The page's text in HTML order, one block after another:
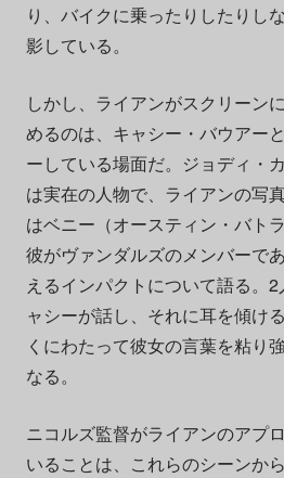
り、バイクに乗ったりしたりし
影している。
しかし、ライアンがスクリーン
めるのは、キャシー・バウアー
ーしている場面だ。ジョディ・
は実在の人物で、ライアンの写
はベニー（オースティン・バト
彼がヴァンダルズのメンバーで
えるインパクトについて語る。
ャシーが話し、それに耳を傾け
くにわたって彼女の言葉を粘り
なる。
ニコルズ監督がライアンのアプ
いることは、これらのシーンか